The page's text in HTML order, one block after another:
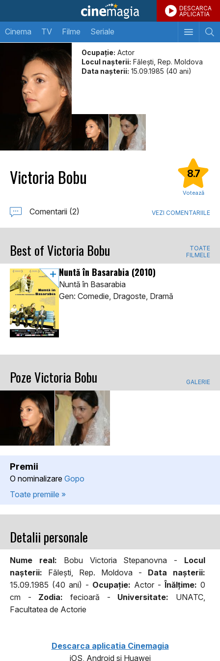
DESCARCA
APLICATIA
Cinema TV Filme Seriale
Ocupație: Actor
Locul naşterii: Făleşti, Rep. Moldova
Data naşterii: 15.09.1985 (40 ani)
Victoria Bobu 8.7
Votează
Comentarii (2) VEZI COMENTARIILE
Best of Victoria Bobu
TOATE
FILMELE
Nuntă în Basarabia (2010)
Nuntă în Basarabia
Gen: Comedie, Dragoste, Dramă
Poze Victoria Bobu GALERIE
Premii
O nominalizare Gopo
Toate premiile »
Detalii personale
Nume real: Bobu Victoria Stepanovna - Locul
naşterii: Făleşti, Rep. Moldova - Data naşterii:
15.09.1985 (40 ani) - Ocupaţie: Actor -Înălţime: 0
cm - Zodia: fecioară - Universitate: UNATC,
Facultatea de Actorie
Descarca aplicatia Cinemagia
iOS, Android si Huawei